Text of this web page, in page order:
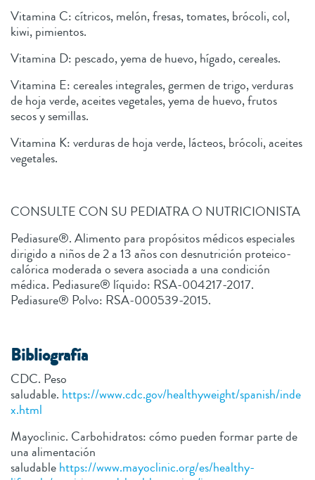
Vitamina C: cítricos, melón, fresas, tomates, brócoli, col,
kiwi, pimientos.
Vitamina D: pescado, yema de huevo, hígado, cereales.
Vitamina E: cereales integrales, germen de trigo, verduras
de hoja verde, aceites vegetales, yema de huevo, frutos
secos y semillas.
Vitamina K: verduras de hoja verde, lácteos, brócoli, aceites
vegetales.
CONSULTE CON SU PEDIATRA O NUTRICIONISTA
Pediasure®. Alimento para propósitos médicos especiales
dirigido a niños de 2 a 13 años con desnutrición proteico-
calórica moderada o severa asociada a una condición
médica. Pediasure® líquido: RSA-004217-2017.
Pediasure® Polvo: RSA-000539-2015.
Bibliografía
CDC. Peso
saludable. https://www.cdc.gov/healthyweight/spanish/inde
x.html
Mayoclinic. Carbohidratos: cómo pueden formar parte de
una alimentación
saludablehttps://www.mayoclinic.org/es/healthy-